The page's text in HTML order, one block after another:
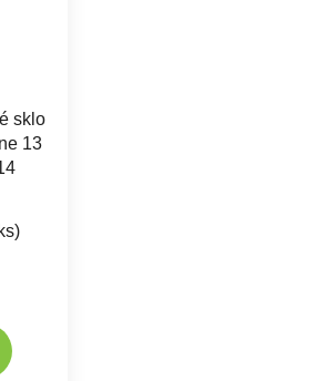
sklo
13